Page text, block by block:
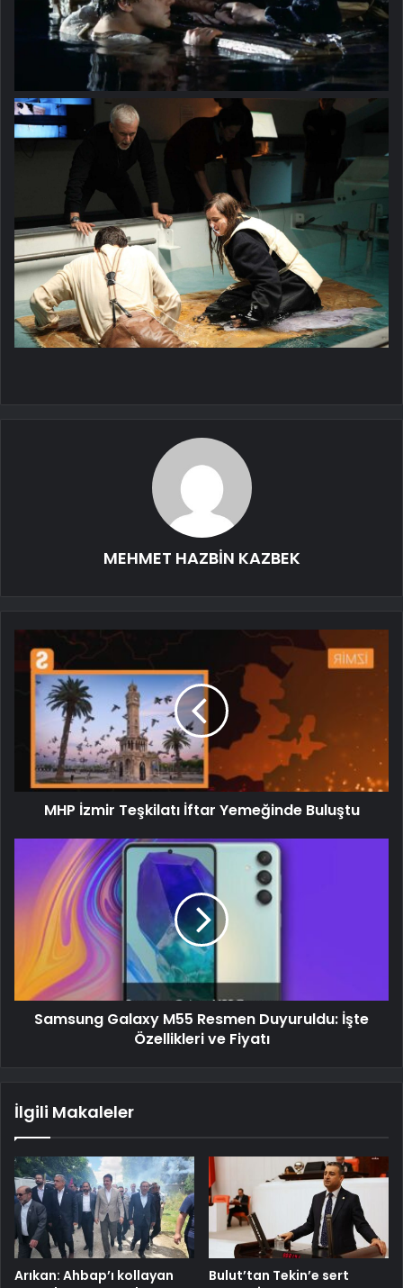
MEHMET HAZBİN KAZBEK
MHP İzmir Teşkilatı İftar Yemeğinde Buluştu
Samsung Galaxy M55 Resmen Duyuruldu: İşte
Özellikleri ve Fiyatı
İlgili Makaleler
Arıkan: Ahbap’ı kollayan
Bulut’tan Tekin’e sert